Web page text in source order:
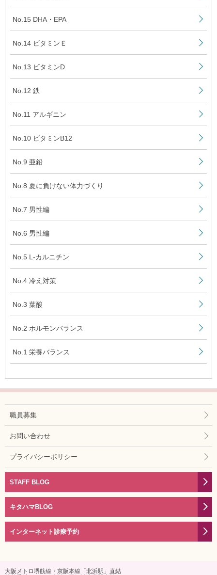
No.15 DHA・EPA
No.14 ビタミンＥ
No.13 ビタミンD
No.12 鉄
No.11 アルギニン
No.10 ビタミンB12
No.9 亜鉛
No.8 夏に負けない体力づくり
No.7 男性編
No.6 男性編
No.5 L-カルニチン
No.4 冷え対策
No.3 葉酸
No.2 ホルモンバランス
No.1 栄養バランス
職員募集
お問い合わせ
プライバシーポリシー
STAFF BLOG
キタハマBLOG
インターネット診療予約
大阪メトロ堺筋線・京阪本線「北浜駅」直結